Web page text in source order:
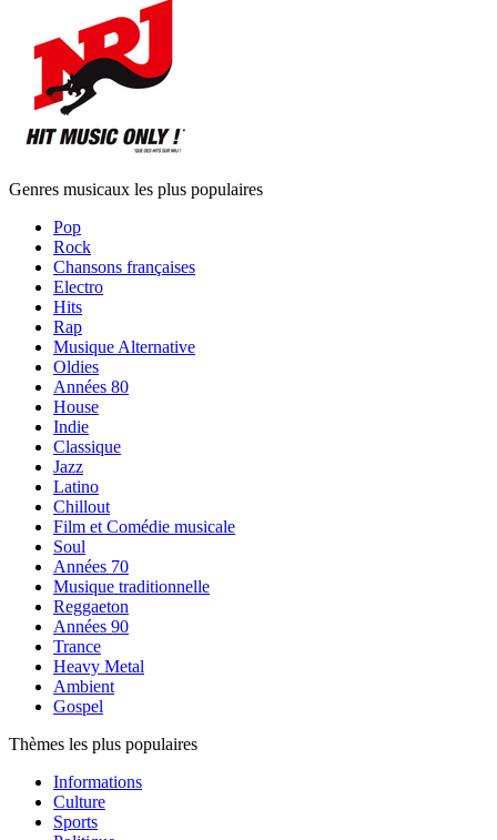
Genres musicaux les plus populaires
Pop
Rock
Chansons françaises
Electro
Hits
Rap
Musique Alternative
Oldies
Années 80
House
Indie
Classique
Jazz
Latino
Chillout
Film et Comédie musicale
Soul
Années 70
Musique traditionnelle
Reggaeton
Années 90
Trance
Heavy Metal
Ambient
Gospel
Thèmes les plus populaires
Informations
Culture
Sports